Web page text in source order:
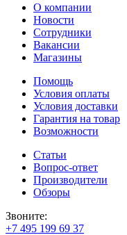
О компании
Новости
Сотрудники
Вакансии
Магазины
Помощь
Условия оплаты
Условия доставки
Гарантия на товар
Возможности
Статьи
Вопрос-ответ
Производители
Обзоры
Звоните:
+7 495 199 69 37